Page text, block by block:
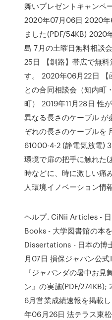
舞いプレゼントキャンペ
2020年07月06日 2020年
ました(PDF/54KB) 2020
島 7月の土曜日無料相談
25日 【釧路】帯広で無
す。 2020年06月22日 【
との合同相談会（知内町
町） 2019年11月28日 性
異なる長さのケーブル
ぞれの長さのケーブルを
61000-4-2 (静電気放電)
環境で扉の把手に触れた
時などに、時に激しい痛
人環境イノベーション情
ヘルプ. CiNii Articles -
Books - 大学図書館の本
Dissertations - 日本の博
月07日 損保ジャパン公
『ジャパンダの暑中お
ン』の実施(PDF/
6月営業成績速報を掲載
年06月26日 法テラス東